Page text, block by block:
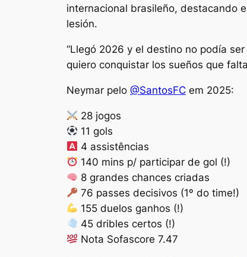
internacional brasileño, destacando
lesión.
“Llegó 2026 y el destino no podía
quiero conquistar los sueños que
Neymar pelo @SantosFC em 2025:
28 jogos
11 gols
4 assistências
140 mins p/ participar de gol (!)
8 grandes chances criadas
76 passes decisivos (1º do time!)
155 duelos ganhos (!)
45 dribles certos (!)
Nota Sofascore 7.47